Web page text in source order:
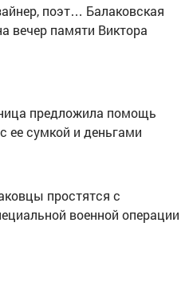
поэт… Балаковская
вечер памяти Виктора
предложила помощь
ее сумкой и деньгами
простятся с
военной операции